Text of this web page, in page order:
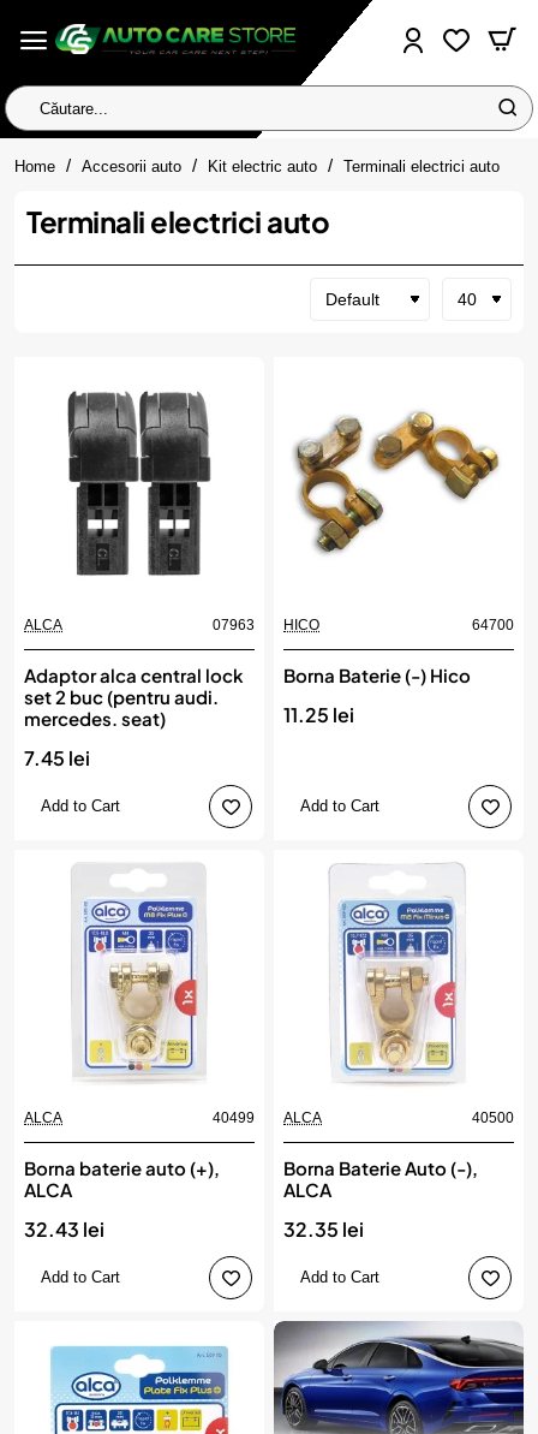
Căutare...
Home homeAccesorii auto Kit electric auto Terminali electrici auto
Terminali electrici auto
ALCA 07963
Adaptor alca central lock
set 2 buc (pentru audi.
mercedes. seat)
7.45 lei
Add to Cart
HICO 64700
Borna Baterie (-) Hico
11.25 lei
Add to Cart
ALCA 40499
Borna baterie auto (+),
ALCA
32.43 lei
Add to Cart
ALCA 40500
Borna Baterie Auto (-),
ALCA
32.35 lei
Add to Cart